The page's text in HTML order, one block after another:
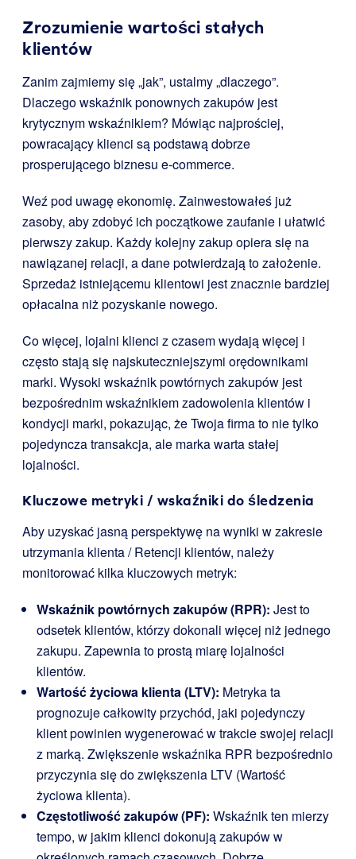
Zrozumienie wartości stałych
klientów
Zanim zajmiemy się „jak”, ustalmy „dlaczego”.
Dlaczego wskaźnik ponownych zakupów jest
krytycznym wskaźnikiem? Mówiąc najprościej,
powracający klienci są podstawą dobrze
prosperującego biznesu e-commerce.
Weź pod uwagę ekonomię. Zainwestowałeś już
zasoby, aby zdobyć ich początkowe zaufanie i ułatwić
pierwszy zakup. Każdy kolejny zakup opiera się na
nawiązanej relacji, a dane potwierdzają to założenie.
Sprzedaż istniejącemu klientowi jest znacznie bardziej
opłacalna niż pozyskanie nowego.
Co więcej, lojalni klienci z czasem wydają więcej i
często stają się najskuteczniejszymi orędownikami
marki. Wysoki wskaźnik powtórnych zakupów jest
bezpośrednim wskaźnikiem zadowolenia klientów i
kondycji marki, pokazując, że Twoja firma to nie tylko
pojedyncza transakcja, ale marka warta stałej
lojalności.
Kluczowe metryki / wskaźniki do śledzenia
Aby uzyskać jasną perspektywę na wyniki w zakresie
utrzymania klienta / Retencji klientów, należy
monitorować kilka kluczowych metryk:
Wskaźnik powtórnych zakupów (RPR): Jest to
odsetek klientów, którzy dokonali więcej niż jednego
zakupu. Zapewnia to prostą miarę lojalności
klientów.
Wartość życiowa klienta (LTV): Metryka ta
prognozuje całkowity przychód, jaki pojedynczy
klient powinien wygenerować w trakcie swojej relacji
z marką. Zwiększenie wskaźnika RPR bezpośrednio
przyczynia się do zwiększenia LTV (Wartość
życiowa klienta).
Częstotliwość zakupów (PF): Wskaźnik ten mierzy
tempo, w jakim klienci dokonują zakupów w